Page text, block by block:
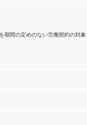
期間の定めのない労働契約の対象